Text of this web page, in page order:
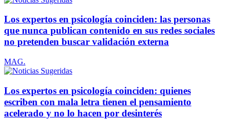
Los expertos en psicología coinciden: las personas
que nunca publican contenido en sus redes sociales
no pretenden buscar validación externa
MAG.
Los expertos en psicología coinciden: quienes
escriben con mala letra tienen el pensamiento
acelerado y no lo hacen por desinterés